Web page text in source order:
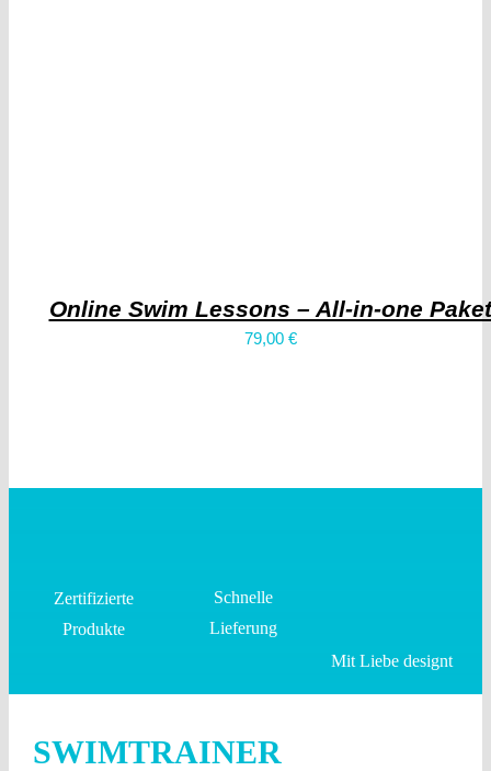
Online Swim Lessons – All-in-one Paket
79,00 €
Zertifizierte
Produkte
Schnelle
Lieferung
Mit Liebe designt
SWIMTRAINER